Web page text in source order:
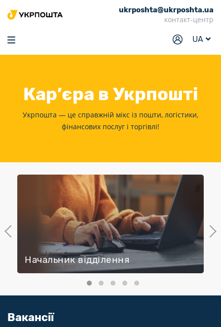
ukrposhta@ukrposhta.ua
контакт-центр
UA
Головна
Маркет
Аптека
Послуги
Тарифи
Кар’єра
Кар’єра в Укрпошті
Укрпошта — це справжній мікс із пошти, логістики,
фінансових послуг і торгівлі!
Previous
Начальник відділення
Next
Вакансії